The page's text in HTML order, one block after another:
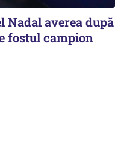
Nadal averea după
fostul campion